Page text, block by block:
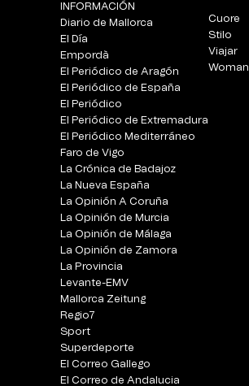
INFORMACIÓN
Diario de Mallorca
El Día
Empordà
El Periódico de Aragón
El Periódico de España
El Periódico
El Periódico de Extremadura
El Periódico Mediterráneo
Faro de Vigo
La Crónica de Badajoz
La Nueva España
La Opinión A Coruña
La Opinión de Murcia
La Opinión de Málaga
La Opinión de Zamora
La Provincia
Levante-EMV
Mallorca Zeitung
Regio7
Sport
Superdeporte
El Correo Gallego
El Correo de Andalucia
Cuore
Stilo
Viajar
Woman